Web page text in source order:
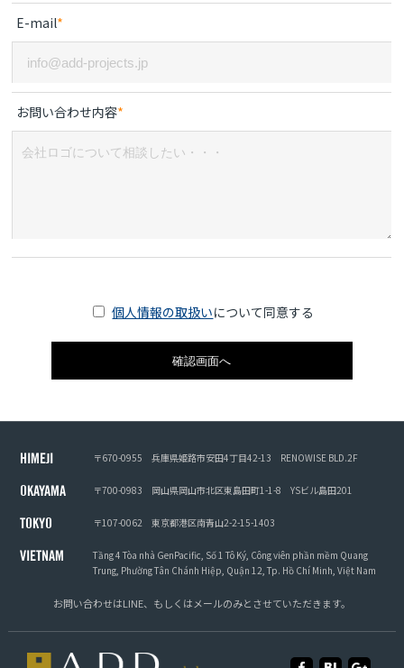
E-mail*
お問い合わせ内容*
個人情報の取扱いについて同意する
HIMEJI 〒670-0955 兵庫県姫路市安田4丁目42-13 RENOWISE BLD.2F
OKAYAMA 〒700-0983 岡山県岡山市北区東島田町1-1-8 YSビル島田201
TOKYO 〒107-0062 東京都港区南青山2-2-15-1403
VIETNAM
Tầng 4 Tòa nhà GenPacific, Số 1 Tô Ký, Công viên phần mềm Quang
Trung, Phường Tân Chánh Hiệp, Quận 12, Tp. Hồ Chí Minh, Việt Nam
お問い合わせはLINE、もしくはメールのみとさせていただきます。